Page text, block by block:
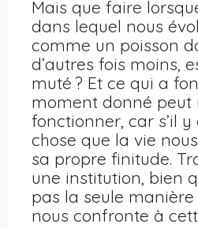
Mais que faire
dans lequel nous
comme un poisson
d’autres fois moins,
muté ? Et ce qui a
moment donné peut
fonctionner, car s’il
chose que la vie
sa propre finitude.
une institution, bien
pas la seule manière
nous confronte à